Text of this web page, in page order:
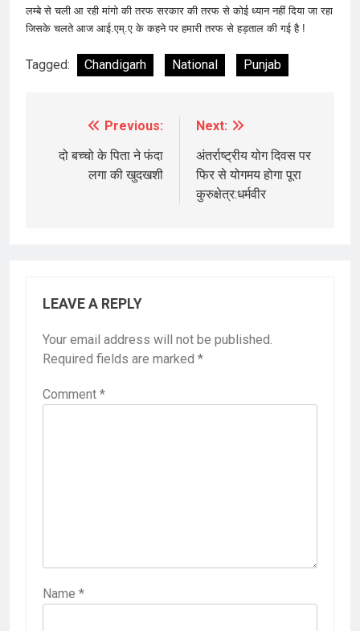
लम्बे से चली आ रही मांगो की तरफ सरकार की तरफ से कोई ध्यान नहीं दिया जा रहा
जिसके चलते आज आई.एम्.ए के कहने पर हमारी तरफ से हड़ताल की गई है !
Tagged: Chandigarh National Punjab
navigation
Previous:
दो बच्चो के पिता ने फंदा
लगा की खुदखशी
Next:
अंतर्राष्ट्रीय योग दिवस पर
फिर से योगमय होगा पूरा
कुरुक्षेत्र:धर्मवीर
LEAVE A REPLY
Your email address will not be published.
Required fields are marked *
Comment *
Name *